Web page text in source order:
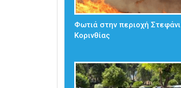
Φωτιά στην περιοχή Στεφάνι
Κορινθίας